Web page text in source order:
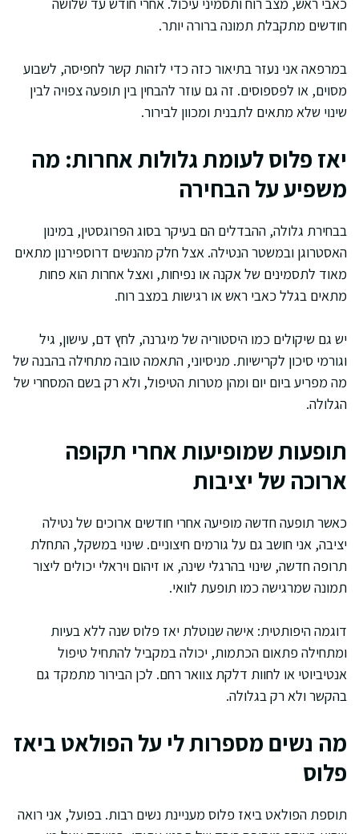
חודשים מתקבלת תמונה ברורה יותר.
במרפאה אני נעזר בתיאור כזה כדי לזהות קשר לחפיסה, לשבוע
מסוים, או לפספוסים. זה גם עוזר להבחין בין תופעה צפויה לבין
שינוי שלא מתאים לתבנית ומכוון לבירור.
יאז פלוס לעומת גלולות אחרות: מה
משפיע על הבחירה
בבחירת גלולה, ההבדלים הם בעיקר בסוג הפרוגסטין, במינון
האסטרוגן ובמשטר הנטילה. אצל חלק מהנשים דרוספירנון מתאים
מאוד לתסמינים של אקנה או נפיחות, ואצל אחרות הוא פחות
מתאים בגלל כאבי ראש או רגישות במצב רוח.
יש גם שיקולים כמו היסטוריה של מיגרנה, לחץ דם, עישון, גיל
וגורמי סיכון לקרישיות. מניסיוני, התאמה טובה מתחילה בהבנה של
מה מפריע ביום יום ומהן מטרות הטיפול, ולא רק בשם המסחרי של
הגלולה.
תופעות שמופיעות אחרי תקופה
ארוכה של יציבות
כאשר תופעה חדשה מופיעה אחרי חודשים ארוכים של נטילה
יציבה, אני חושב גם על גורמים חיצוניים. שינוי במשקל, התחלת
תרופה חדשה, שינוי בהרגלי שינה, או זיהום ויראלי יכולים ליצור
תמונה שמרגישה כמו תופעת לוואי.
דוגמה היפותטית: אישה שנוטלת יאז פלוס שנה ללא בעיות
ומתחילה פתאום הכתמות, יכולה במקביל להתחיל טיפול
אנטיביוטי או לחוות דלקת צוואר רחם. לכן הבירור מתמקד גם
בהקשר ולא רק בגלולה.
מה נשים מספרות לי על הפולאט ביאז
פלוס
תוספת הפולאט ביאז פלוס מעניינת נשים רבות. בפועל, אני רואה